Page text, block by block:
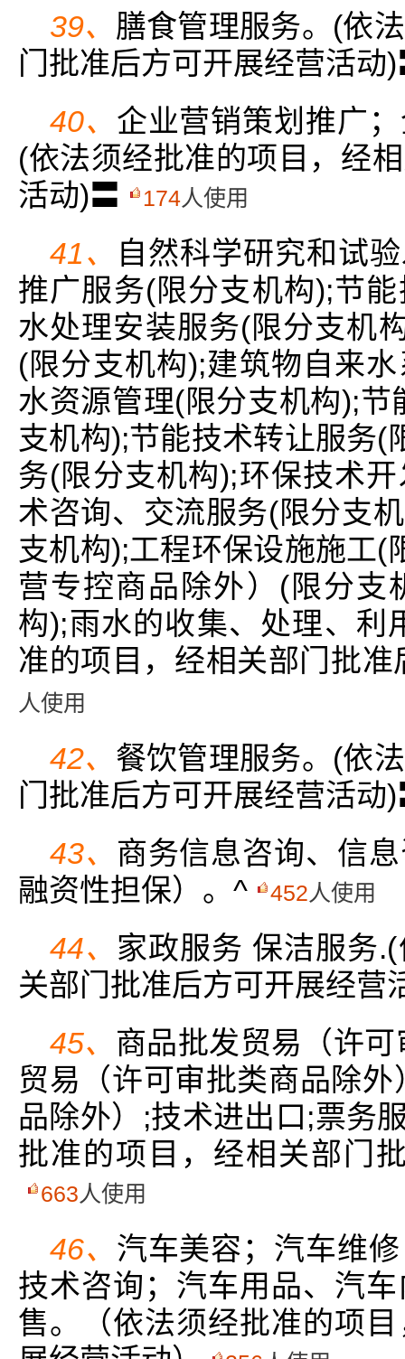
39、 膳食管理服务。(依
门批准后方可开展经营活动)
40、 企业营销策划推广
(依法须经批准的项目，经
活动)〓
174人使用
41、
自然科学研究和试
推广服务(限分支机构);节
水处理安装服务(限分支机
(限分支机构);建筑物自来
水资源管理(限分支机构);
支机构);节能技术转让服务(
务(限分支机构);环保技术
术咨询、交流服务(限分支
支机构);工程环保设施施工(
营专控商品除外）(限分支
构);雨水的收集、处理、利
准的项目，经相关部门批
人使用
42、 餐饮管理服务。(依
门批准后方可开展经营活动)
43、 商务信息咨询、信
融资性担保）。^
452人使用
44、 家政服务 保洁服务
关部门批准后方可开展经营
45、 商品批发贸易（许
贸易（许可审批类商品除
品除外）;技术进出口;票务
批准的项目，经相关部门
663人使用
46、 汽车美容；汽车维
技术咨询；汽车用品、汽
售。（依法须经批准的项